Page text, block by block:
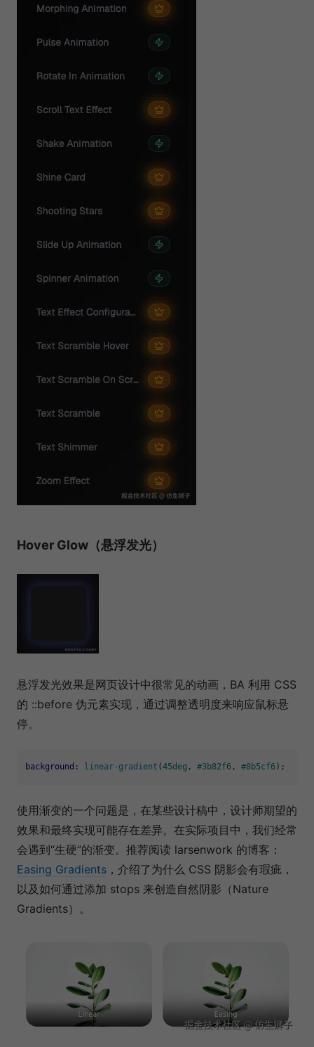
Hover Glow（悬浮发光）
悬浮发光效果是网页设计中很常见的动画，BA 利用 CSS
的 ::before 伪元素实现，通过调整透明度来响应鼠标悬
停。
background : linear-gradient (45deg , #3b82f6 , #8b5cf6
使用渐变的一个问题是，在某些设计稿中，设计师期望的
效果和最终实现可能存在差异。在实际项目中，我们经常
会遇到“生硬”的渐变。推荐阅读 larsenwork 的博客：
Easing Gradients ，介绍了为什么 CSS 阴影会有瑕疵，
以及如何通过添加 stops 来创造自然阴影（Nature
Gradients）。